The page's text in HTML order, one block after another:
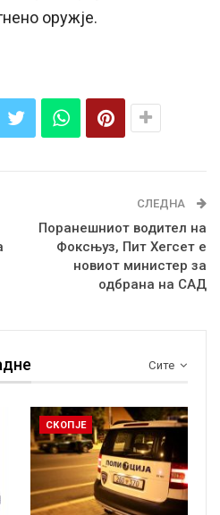
оружје.
СЛЕДНА
Поранешниот водител на
Фоксњуз, Пит Хегсет е
новиот министер за
одбрана на САД
Сите
СКОПЈЕ